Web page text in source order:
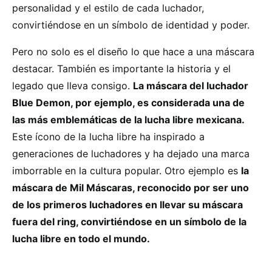
personalidad y el estilo de cada luchador,
convirtiéndose en un símbolo de identidad y poder.
Pero no solo es el diseño lo que hace a una máscara
destacar. También es importante la historia y el
legado que lleva consigo. La máscara del luchador
Blue Demon, por ejemplo, es considerada una de
las más emblemáticas de la lucha libre mexicana.
Este ícono de la lucha libre ha inspirado a
generaciones de luchadores y ha dejado una marca
imborrable en la cultura popular. Otro ejemplo es la
máscara de Mil Máscaras, reconocido por ser uno
de los primeros luchadores en llevar su máscara
fuera del ring, convirtiéndose en un símbolo de la
lucha libre en todo el mundo.